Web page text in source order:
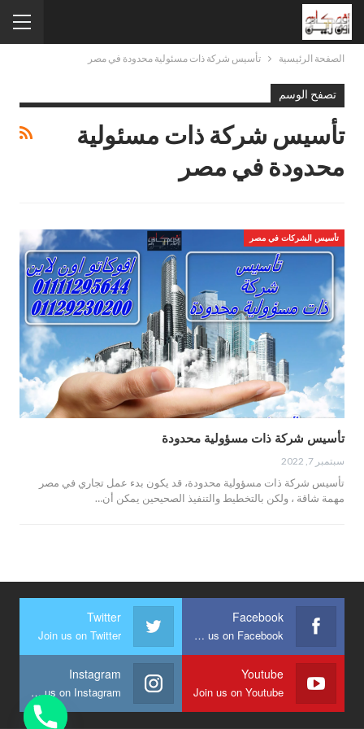
الصفحة الرئيسية تأسيس شركة ذات مسئولية محدودة في مصر
تصفح الوسم
تأسيس شركة ذات مسئولية
محدودة في مصر
تأسيس الشركات في مصر
تأسيس شركة ذات مسؤولية محدودة
سبتمبر 7, 2022
تأسيس شركة ذات مسؤولية محدودة، قد يكون بدء عمل تجاري في مصر
مهمة شاقة ، ولكن بالتخطيط والتنفيذ الصحيحين يمكن أن…
Facebook
Join us on Facebook
Twitter
Join us on Twitter
Youtube
Join us on Youtube
Instagram
Join us on Instagram